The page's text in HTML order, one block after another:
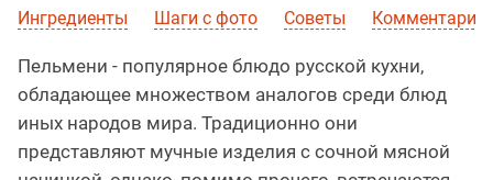
Ингредиенты Шаги с фото Советы Комментарии
Пельмени - популярное блюдо русской кухни,
обладающее множеством аналогов среди блюд
иных народов мира. Традиционно они
представляют мучные изделия с сочной мясной